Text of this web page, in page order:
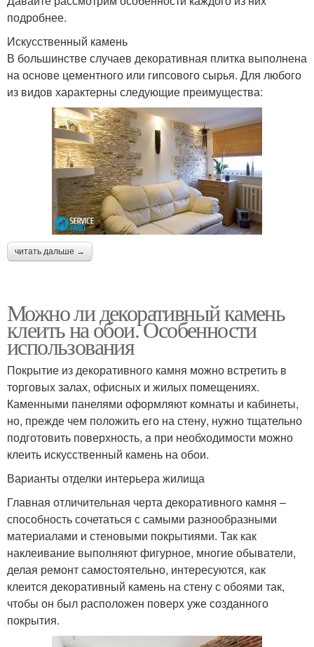
подробнее.
Искусственный камень
В большинстве случаев декоративная плитка выполнена
на основе цементного или гипсового сырья. Для любого
из видов характерны следующие преимущества:
читать дальше →
Можно ли декоративный камень
клеить на обои. Особенности
использования
Покрытие из декоративного камня можно встретить в
торговых залах, офисных и жилых помещениях.
Каменными панелями оформляют комнаты и кабинеты,
но, прежде чем положить его на стену, нужно тщательно
подготовить поверхность, а при необходимости можно
клеить искусственный камень на обои.
Варианты отделки интерьера жилища
Главная отличительная черта декоративного камня –
способность сочетаться с самыми разнообразными
материалами и стеновыми покрытиями. Так как
наклеивание выполняют фигурное, многие обыватели,
делая ремонт самостоятельно, интересуются, как
клеится декоративный камень на стену с обоями так,
чтобы он был расположен поверх уже созданного
покрытия.